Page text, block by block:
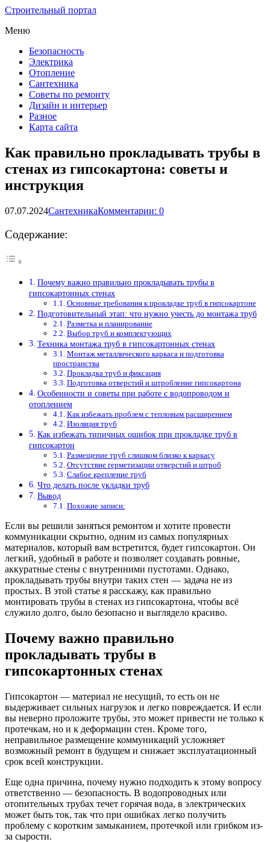
Строительный портал
Меню
Безопасность
Электрика
Отопление
Сантехника
Советы по ремонту
Дизайн и интерьер
Разное
Карта сайта
Как правильно прокладывать трубы в
стенах из гипсокартона: советы и
инструкция
07.07.2024СантехникаКомментарии: 0
Содержание:
Почему важно правильно прокладывать трубы в
гипсокартонных стенах
Основные требования к прокладке труб в гипсокартоне
Подготовительный этап: что нужно учесть до монтажа труб
Разметка и планирование
Выбор труб и комплектующих
Техника монтажа труб в гипсокартонных стенах
Монтаж металлического каркаса и подготовка
пространства
Прокладка труб и фиксация
Подготовка отверстий и штробление гипсокартона
Особенности и советы при работе с водопроводом и
отоплением
Как избежать проблем с тепловым расширением
Изоляция труб
Как избежать типичных ошибок при прокладке труб в
гипсокартон
Размещение труб слишком близко к каркасу
Отсутствие герметизации отверстий и штроб
Слабое крепление труб
Что делать после укладки труб
Вывод
Похожие записи:
Если вы решили заняться ремонтом и хотите провести
коммуникации скрытно, одним из самых популярных
материалов, который вам встретится, будет гипсокартон. Он
легкий, удобный в работе и позволяет создавать ровные,
аккуратные стены с внутренними пустотами. Однако,
прокладывать трубы внутри таких стен — задача не из
простых. В этой статье я расскажу, как правильно
монтировать трубы в стенах из гипсокартона, чтобы всё
служило долго, было безопасно и выглядело красиво.
Почему важно правильно
прокладывать трубы в
гипсокартонных стенах
Гипсокартон — материал не несущий, то есть он не
выдерживает сильных нагрузок и легко повреждается. И если
вы неверно проложите трубы, это может привести не только к
протечкам, но и к деформации стен. Кроме того,
неправильное размещение коммуникаций усложняет
возможный ремонт в будущем и снижает эксплуатационный
срок всей конструкции.
Еще одна причина, почему нужно подходить к этому вопросу
ответственно — безопасность. В водопроводных или
отопительных трубах течет горячая вода, в электрических
может быть ток, так что при ошибках легко получить
проблему с коротким замыканием, протечкой или грибком из-
за сырости.